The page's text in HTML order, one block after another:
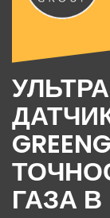
Днепре
ГАЗА